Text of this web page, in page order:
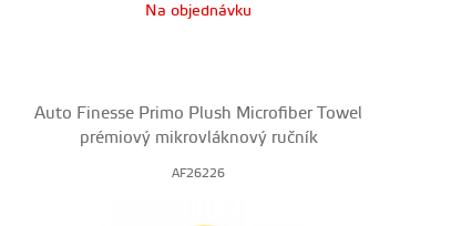
Na objednávku
Auto Finesse Primo Plush Microfiber Towel
prémiový mikrovláknový ručník
AF26226